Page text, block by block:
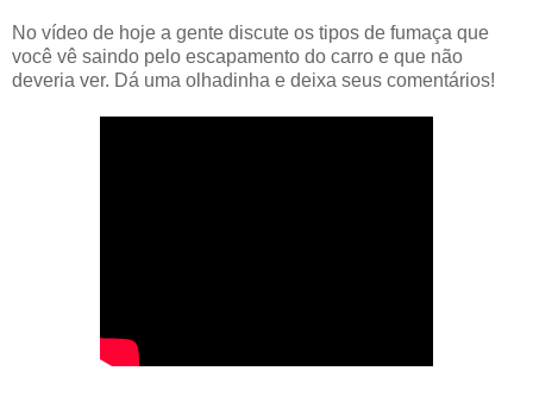
No vídeo de hoje a gente discute os tipos de fumaça que
você vê saindo pelo escapamento do carro e que não
deveria ver. Dá uma olhadinha e deixa seus comentários!